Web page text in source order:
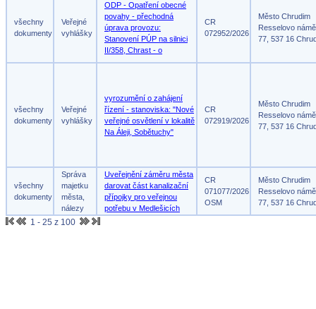
všechny
dokumenty
Veřejné
vyhlášky
ODP - Opatření obecné
povahy - přechodná
úprava provozu:
Stanovení PÚP na silnici
II/358, Chrast - o
CR
072952/2026
Město Chrudim
Resselovo
77, 537 16
všechny
dokumenty
Veřejné
vyhlášky
vyrozumění o zahájení
řízení - stanoviska: "Nové
veřejné osvětlení v lokalitě
Na Áleji, Sobětuchy"
CR
072919/2026
Město Chrudim
Resselovo
77, 537 16
všechny
dokumenty
Správa
majetku
města,
nálezy
Uveřejnění záměru města
darovat část kanalizační
přípojky pro veřejnou
potřebu v Medlešicích
CR
071077/2026
OSM
Město Chrudim
Resselovo
77, 537 16
1 - 25 z 100